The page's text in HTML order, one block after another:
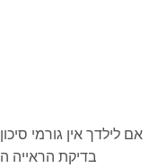
אם לילדך אין גורמי
בדיקת הראייה